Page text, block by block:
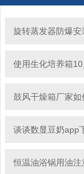
旋转蒸发器防爆安
使用生化培养箱
鼓风干燥箱厂家
谈谈数显豆奶app
恒温油浴锅用油注